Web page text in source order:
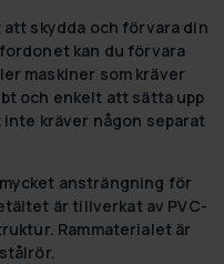
skydda och förvara din
kan du förvara
maskiner som kräver
och enkelt att sätta upp
kräver någon separat
ansträngning för
är tillverkat av PVC-
Rammaterialet är